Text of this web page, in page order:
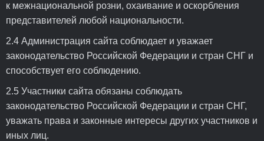
к межнациональной розни, охаивание и оскорбления
представителей любой национальности.
2.4 Администрация сайта соблюдает и уважает
законодательство Российской Федерации и стран СНГ и
способствует его соблюдению.
2.5 Участники сайта обязаны соблюдать
законодательство Российской Федерации и стран СНГ,
уважать права и законные интересы других участников и
иных лиц.